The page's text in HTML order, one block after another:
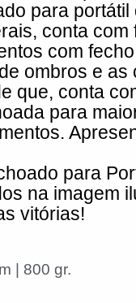
para
conta com
com
ombros e
que, conta
para
para
na imagem
vitórias!
| 800 gr.